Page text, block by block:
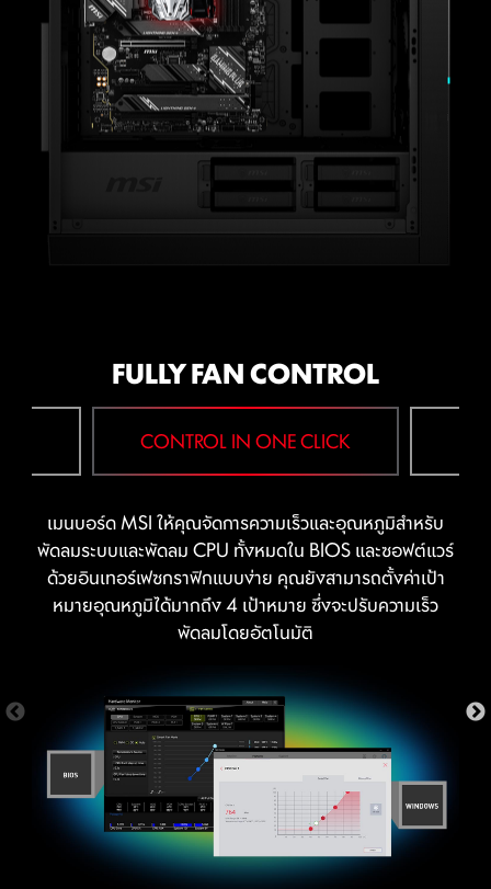
FULLY FAN CONTROL
CONTROL IN ONE CLICK
เมนบอร์ด MSI ให้คุณจัดการความเร็วและอุณหภูมิสำหรับ
พัดลมระบบและพัดลม CPU ทั้งหมดใน BIOS และซอฟต์แวร์
ด้วยอินเทอร์เฟซกราฟิกแบบง่าย คุณยังสามารถตั้งค่าเป้า
หมายอุณหภูมิได้มากถึง 4 เป้าหมาย ซึ่งจะปรับความเร็ว
พัดลมโดยอัตโนมัติ
MSI Game Boost ช่วยให้คุณสามารถเปิดใช้งานการ
Overclock ได้ภายใน 1 วินาที มอบประสิทธิภาพที่เพิ่มมากขึ้น
ภายในหนึ่งการกระพริบตา ตอบสนองต่อความต้องการในการ
ดัน FPS ให้สูงมากยิ่งขึ้นอย่างรวดเร็ว
SYSTEM SAVER
หากคุณประสบปัญหาตอนอัปเดต BIOS หรือเผลอทำ BIOS
เสียหาย? ไม่ต้องกังวล! เมนบอร์ด MSI มีตัวเลือกมากมายที่
จะช่วยให้คุณบูทระบบของคุณได้อีกครั้ง